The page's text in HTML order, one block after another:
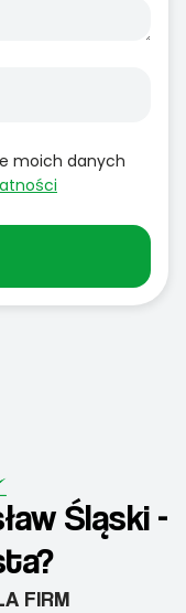
moich danych
Śląski -
FIRM